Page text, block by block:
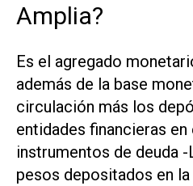
Amplia?
Es el agregado
además de la base
circulación más los
entidades financieras
instrumentos de deuda
pesos depositados en